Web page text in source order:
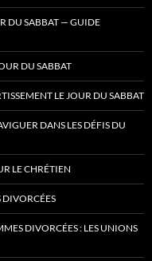
DU SABBAT — GUIDE
DU SABBAT
LE JOUR DU SABBAT
DANS LES DÉFIS DU
LE CHRÉTIEN
DIVORCÉES
DIVORCÉES : LES UNIONS